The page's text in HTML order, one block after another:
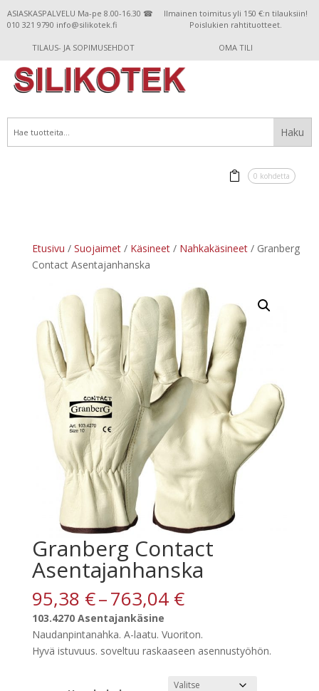
ASIASKASPALVELU Ma-pe 8.00-16.30 ☎
010 321 9790 info@silikotek.fi
Ilmainen toimitus yli 150 €:n tilauksiin!
Poislukien rahtituotteet.
TILAUS- JA SOPIMUSEHDOT OMA TILI
0 kohdetta
Etusivu / Suojaimet/ Käsineet/ Nahkakäsineet/ Granberg
Contact Asentajanhanska
Granberg Contact
Asentajanhanska
95,38 €–763,04 €Hintaluokka:
95,38 €
-
763,04 €
103.4270 Asentajankäsine
Naudanpintanahka. A-laatu. Vuoriton.
Hyvä istuvuus. soveltuu raskaaseen asennustyöhön.